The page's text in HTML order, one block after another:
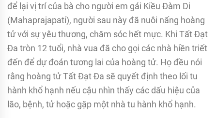
để lại vị trí của bà cho người em gái Kiều Đàm Di
(Mahaprajapati), người sau này đã nuôi nấng hoàng
tử với sự yêu thương, chăm sóc hết mực. Khi Tất Đạt
Đa tròn 12 tuổi, nhà vua đã cho gọi các nhà hiền triết
đến để dự đoán tương lai của hoàng tử. Họ đều nói
rằng hoàng tử Tất Đạt Đa sẽ quyết định theo lối tu
hành khổ hạnh nếu cậu nhìn thấy các dấu hiệu của
lão, bệnh, tử hoặc gặp một nhà tu hành khổ hạnh.